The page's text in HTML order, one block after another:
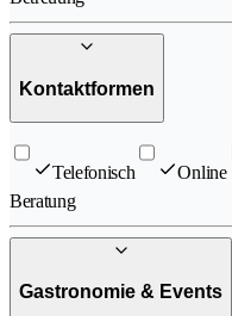
Kontaktformen
Telefonisch Online
Beratung
Gastronomie & Events